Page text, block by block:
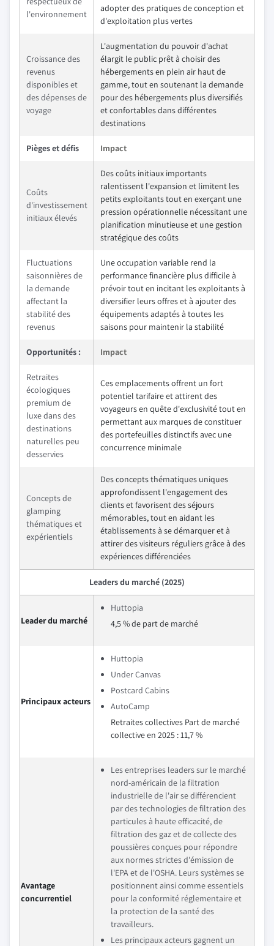
l'environnement
adopter des pratiques de conception et
d'exploitation plus vertes
Croissance des
revenus
disponibles et
des dépenses de
voyage
L'augmentation du pouvoir d'achat
élargit le public prêt à choisir des
hébergements en plein air haut de
gamme, tout en soutenant la demande
pour des hébergements plus diversifiés
et confortables dans différentes
destinations
Pièges et défis Impact
Coûts
d'investissement
initiaux élevés
Des coûts initiaux importants
ralentissent l'expansion et limitent les
petits exploitants tout en exerçant une
pression opérationnelle nécessitant une
planification minutieuse et une gestion
stratégique des coûts
Fluctuations
saisonnières de
la demande
affectant la
stabilité des
revenus
Une occupation variable rend la
performance financière plus difficile à
prévoir tout en incitant les exploitants à
diversifier leurs offres et à ajouter des
équipements adaptés à toutes les
saisons pour maintenir la stabilité
Opportunités : Impact
Retraites
écologiques
premium de
luxe dans des
destinations
naturelles peu
desservies
Ces emplacements offrent un fort
potentiel tarifaire et attirent des
voyageurs en quête d'exclusivité tout en
permettant aux marques de constituer
des portefeuilles distinctifs avec une
concurrence minimale
Concepts de
glamping
thématiques et
expérientiels
Des concepts thématiques uniques
approfondissent l'engagement des
clients et favorisent des séjours
mémorables, tout en aidant les
établissements à se démarquer et à
attirer des visiteurs réguliers grâce à des
expériences différenciées
Leaders du marché (2025)
Leader du marché
Huttopia
4,5 % de part de marché
Principaux acteurs
Huttopia
Under Canvas
Postcard Cabins
AutoCamp
Retraites collectives Part de marché
collective en 2025 : 11,7 %
Avantage
concurrentiel
Les entreprises leaders sur le marché
nord-américain de la filtration
industrielle de l'air se différencient
par des technologies de filtration des
particules à haute efficacité, de
filtration des gaz et de collecte des
poussières conçues pour répondre
aux normes strictes d'émission de
l'EPA et de l'OSHA. Leurs systèmes se
positionnent ainsi comme essentiels
pour la conformité réglementaire et
la protection de la santé des
travailleurs.
Les principaux acteurs gagnent un